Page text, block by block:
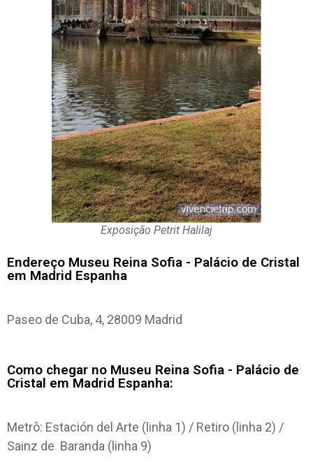
Exposição Petrit Halilaj
Endereço Museu Reina Sofia - Palácio de Cristal
em Madrid Espanha
Paseo de Cuba, 4, 28009 Madrid
Como chegar no Museu Reina Sofia - Palácio de
Cristal em Madrid Espanha:
Metrô: Estación del Arte (linha 1) / Retiro (linha 2) /
Sainz de Baranda (linha 9)